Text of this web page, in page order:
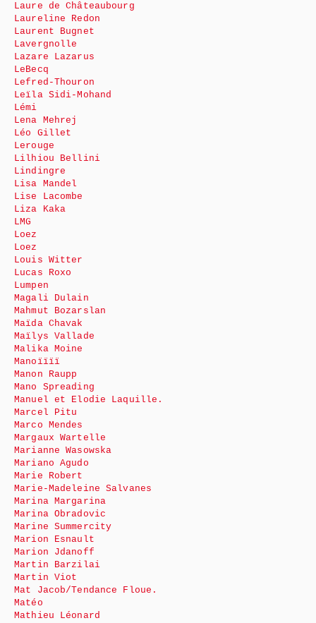
Laure de Châteaubourg
Laureline Redon
Laurent Bugnet
Lavergnolle
Lazare Lazarus
LeBecq
Lefred-Thouron
Leïla Sidi-Mohand
Lémi
Lena Mehrej
Léo Gillet
Lerouge
Lilhiou Bellini
Lindingre
Lisa Mandel
Lise Lacombe
Liza Kaka
LMG
Loez
Loez
Louis Witter
Lucas Roxo
Lumpen
Magali Dulain
Mahmut Bozarslan
Maïda Chavak
Maïlys Vallade
Malika Moine
Manoïïïï
Manon Raupp
Mano Spreading
Manuel et Elodie Laquille.
Marcel Pitu
Marco Mendes
Margaux Wartelle
Marianne Wasowska
Mariano Agudo
Marie Robert
Marie-Madeleine Salvanes
Marina Margarina
Marina Obradovic
Marine Summercity
Marion Esnault
Marion Jdanoff
Martin Barzilai
Martin Viot
Mat Jacob/Tendance Floue.
Matéo
Mathieu Léonard